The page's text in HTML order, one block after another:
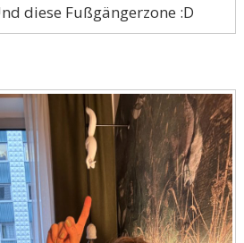
diese Fußgängerzone :D